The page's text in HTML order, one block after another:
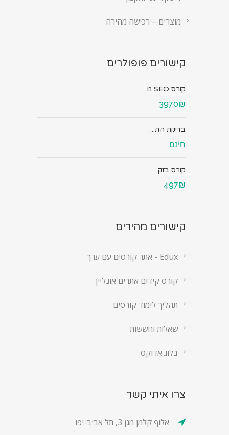
מוצרים – רכישה מהירה
קישורים פופולרים
קורס SEO מ...
3970₪
בדיקת הת...
חינם
קורס בזק...
497₪
קישורים מהירים
Edux - אתר קורסים עם ערך
קורס קידום אתרים אונליין
תהליך לימוד קורסים
שאלות וחששות
בלוג אדוקס
צרו איתי קשר
אלוף קלמן מגן 3, תל אביב-יפו